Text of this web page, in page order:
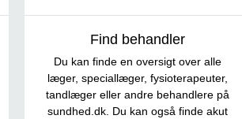
Find behandler
Du kan finde en oversigt over alle
læger, speciallæger, fysioterapeuter,
tandlæger eller andre behandlere på
sundhed.dk. Du kan også finde akut